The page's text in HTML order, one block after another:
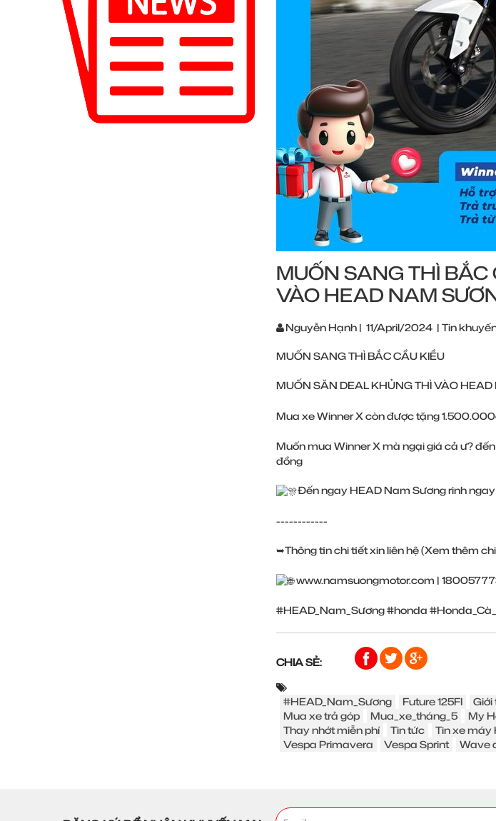
MUỐN SANG THÌ BẮC
VÀO HEAD NAM
Nguyễn Hạnh | 11/April/2024 | Tin
MUỐN SANG THÌ BẮC CẦU KIỀU
MUỐN SĂN DEAL KHỦNG THÌ VÀO
Mua xe Winner X còn được tặng
Muốn mua Winner X mà ngại giá cả ư?
đồng
Đến ngay HEAD Nam Sương rinh
------------
➥Thông tin chi tiết xin liên hệ (Xem thêm
www.namsuongmotor.com |
#HEAD_Nam_Sương#honda
CHIA SẺ:
#HEAD_Nam_Sương Future 125FI Giới
Mua xe trả góp
Mua_xe_tháng_5 My
Thay nhớt miễn phí
Tin tức Tin xe máy
Vespa Primavera
Vespa Sprint Wave